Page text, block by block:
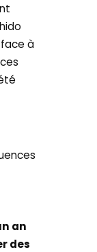
face à
an
des